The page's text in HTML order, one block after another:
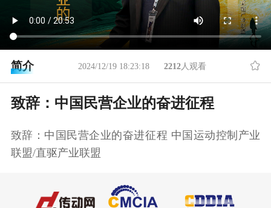
简介 2024/12/19 18:23:18 2212人观看
致辞：中国民营企业的奋进征程
致辞：中国民营企业的奋进征程 中国运动控制产业
联盟/直驱产业联盟 ​